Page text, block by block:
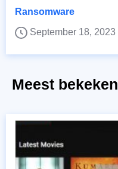
Ransomware
September 18, 2023
Meest bekeken